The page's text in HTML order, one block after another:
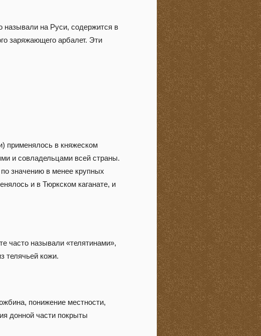
называли на Руси, содержится в
заряжающего арбалет. Эти
применялось в княжеском
и совладельцами всей страны.
значению в менее крупных
и в Тюркском каганате, и
часто называли «телятинами»,
телячьей кожи.
понижение местности,
донной части покрыты